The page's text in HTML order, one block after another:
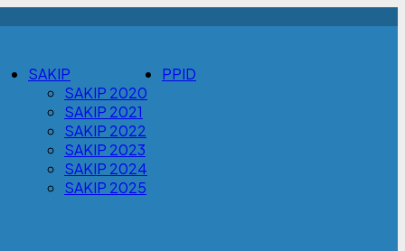
SAKIP
SAKIP 2020
SAKIP 2021
SAKIP 2022
SAKIP 2023
SAKIP 2024
SAKIP 2025
PPID